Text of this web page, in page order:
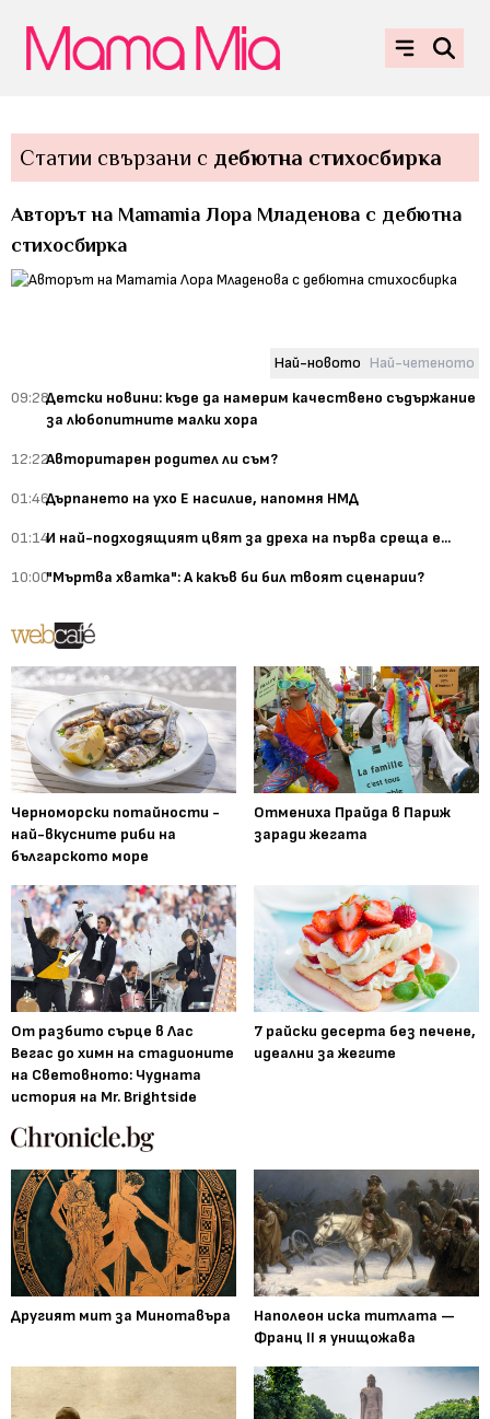
Статии свързани с дебютна стихосбирка
Авторът на Mamamia Лора Младенова с дебютна
стихосбирка
Най-новото Най-четеното
09:28Детски новини: къде да намерим качествено съдържание
за любопитните малки хора
12:22Авторитарен родител ли съм?
01:46Дърпането на ухо Е насилие, напомня НМД
01:14И най-подходящият цвят за дреха на първа среща е...
10:00"Мъртва хватка": А какъв би бил твоят сценарии?
Черноморски потайности -
най-вкусните риби на
българското море
Отмениха Прайда в Париж
заради жегата
От разбито сърце в Лас
Вегас до химн на стадионите
на Световното: Чудната
история на Mr. Brightside
7 райски десерта без печене,
идеални за жегите
Другият мит за Минотавъра
Наполеон иска титлата —
Франц II я унищожава